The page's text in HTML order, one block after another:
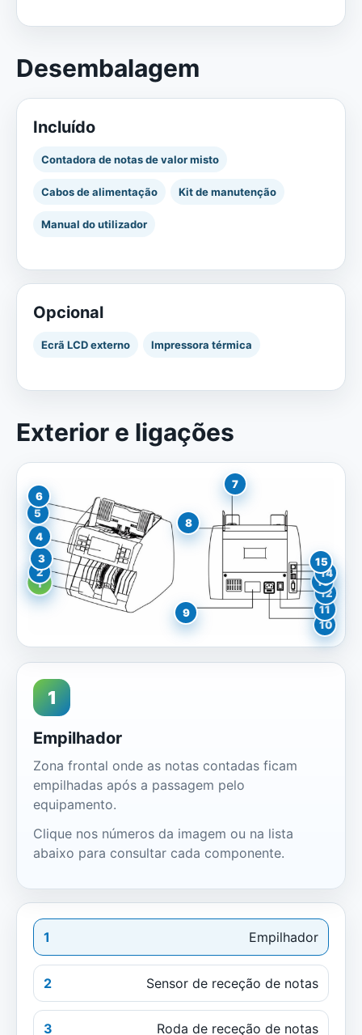
Desembalagem
Incluído
Contadora de notas de valor misto
Cabos de alimentação Kit de manutenção
Manual do utilizador
Opcional
Ecrã LCD externo Impressora térmica
Exterior e ligações
1
2
3
4
5
6
7
8
9
10
11
12
13
14
15
1
Empilhador
Zona frontal onde as notas contadas ficam
empilhadas após a passagem pelo
equipamento.
Clique nos números da imagem ou na lista
abaixo para consultar cada componente.
1 Empilhador
2 Sensor de receção de notas
3 Roda de receção de notas